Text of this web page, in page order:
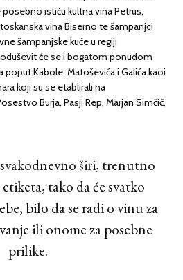
ističu kultna vinaPetrus,
vinaBiserno te šampanjci
šampanjske kuće u regiji
će se i bogatom ponudom
poputKabole,Matoševića i Galićakaoi
koji su se etablirali na
Burja,Pasji Rep,Marjan Simčič,
svakodnevno širi, trenutno
tako da će svatko
bilo da se radi o vinu za
ili onome za posebne
prilike.